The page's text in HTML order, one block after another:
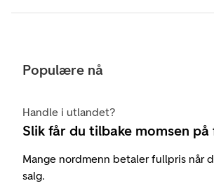
Populære nå
Handle i utlandet?
Slik får du tilbake momsen på
Mange nordmenn betaler fullpris når
salg.